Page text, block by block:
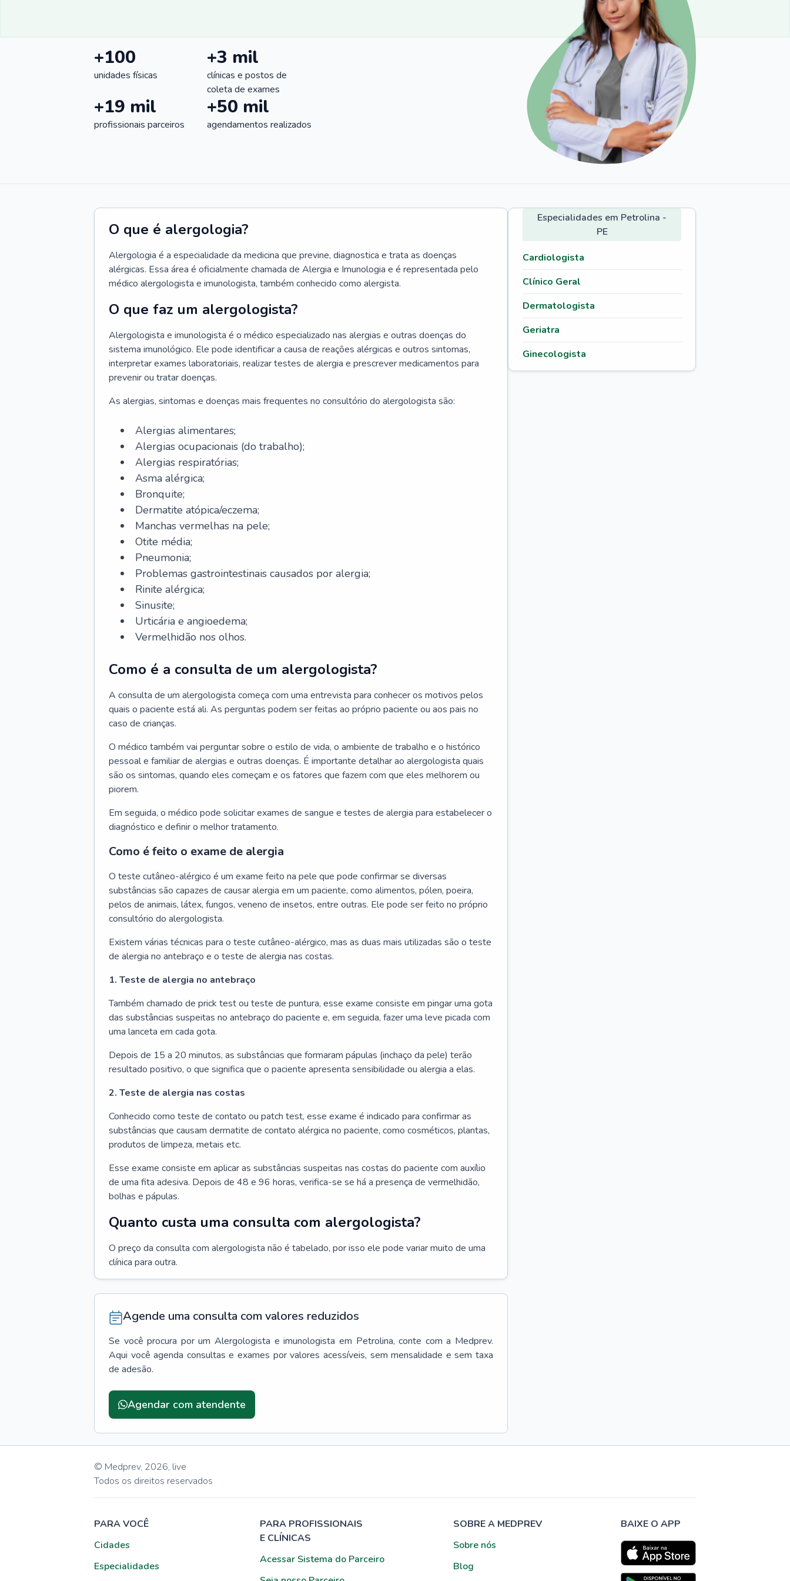
+100
unidades físicas
+3 mil
clínicas e postos de
coleta de exames
+19 mil
profissionais parceiros
+50 mil
agendamentos realizados
O que é alergologia?
Alergologia é a especialidade da medicina que previne, diagnostica e trata as doenças
alérgicas. Essa área é oficialmente chamada de Alergia e Imunologia e é representada pelo
médico alergologista e imunologista, também conhecido como alergista.
O que faz um alergologista?
Alergologista e imunologista é o médico especializado nas alergias e outras doenças do
sistema imunológico. Ele pode identificar a causa de reações alérgicas e outros sintomas,
interpretar exames laboratoriais, realizar testes de alergia e prescrever medicamentos para
prevenir ou tratar doenças.
As alergias, sintomas e doenças mais frequentes no consultório do alergologista são:
Alergias alimentares;
Alergias ocupacionais (do trabalho);
Alergias respiratórias;
Asma alérgica;
Bronquite;
Dermatite atópica/eczema;
Manchas vermelhas na pele;
Otite média;
Pneumonia;
Problemas gastrointestinais causados por alergia;
Rinite alérgica;
Sinusite;
Urticária e angioedema;
Vermelhidão nos olhos.
Como é a consulta de um alergologista?
A consulta de um alergologista começa com uma entrevista para conhecer os motivos pelos
quais o paciente está ali. As perguntas podem ser feitas ao próprio paciente ou aos pais no
caso de crianças.
O médico também vai perguntar sobre o estilo de vida, o ambiente de trabalho e o histórico
pessoal e familiar de alergias e outras doenças. É importante detalhar ao alergologista quais
são os sintomas, quando eles começam e os fatores que fazem com que eles melhorem ou
piorem.
Em seguida, o médico pode solicitar exames de sangue e testes de alergia para estabelecer o
diagnóstico e definir o melhor tratamento.
Como é feito o exame de alergia
O teste cutâneo-alérgico é um exame feito na pele que pode confirmar se diversas
substâncias são capazes de causar alergia em um paciente, como alimentos, pólen, poeira,
pelos de animais, látex, fungos, veneno de insetos, entre outras. Ele pode ser feito no próprio
consultório do alergologista.
Existem várias técnicas para o teste cutâneo-alérgico, mas as duas mais utilizadas são o teste
de alergia no antebraço e o teste de alergia nas costas.
1. Teste de alergia no antebraço
Também chamado de prick test ou teste de puntura, esse exame consiste em pingar uma gota
das substâncias suspeitas no antebraço do paciente e, em seguida, fazer uma leve picada com
uma lanceta em cada gota.
Depois de 15 a 20 minutos, as substâncias que formaram pápulas (inchaço da pele) terão
resultado positivo, o que significa que o paciente apresenta sensibilidade ou alergia a elas.
2. Teste de alergia nas costas
Conhecido como teste de contato ou patch test, esse exame é indicado para confirmar as
substâncias que causam dermatite de contato alérgica no paciente, como cosméticos, plantas,
produtos de limpeza, metais etc.
Esse exame consiste em aplicar as substâncias suspeitas nas costas do paciente com auxílio
de uma fita adesiva. Depois de 48 e 96 horas, verifica-se se há a presença de vermelhidão,
bolhas e pápulas.
Quanto custa uma consulta com alergologista?
O preço da consulta com alergologista não é tabelado, por isso ele pode variar muito de uma
clínica para outra.
Agende uma consulta com valores reduzidos
Se você procura por um Alergologista e imunologista em Petrolina, conte com a Medprev.
Aqui você agenda consultas e exames por valores acessíveis, sem mensalidade e sem taxa
de adesão.
Agendar com atendente
Especialidades em Petrolina -
PE
Cardiologista
Clínico Geral
Dermatologista
Geriatra
Ginecologista
© Medprev, 2026, live
Todos os direitos reservados
PARA VOCÊ
Cidades
Especialidades
PARA PROFISSIONAIS
E CLÍNICAS
Acessar Sistema do Parceiro
SOBRE A MEDPREV
Sobre nós
Blog
BAIXE O APP